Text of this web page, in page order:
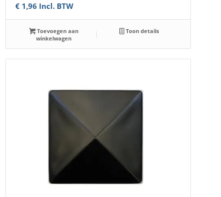
€ 1,96 Incl. BTW
Toevoegen aan
winkelwagen
Toon details